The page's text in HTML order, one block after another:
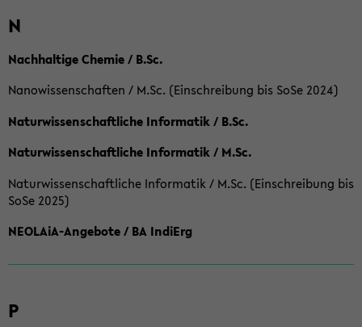
N
Nachhaltige Chemie / B.Sc.
Nanowissenschaften / M.Sc. (Einschreibung bis SoSe 2024)
Naturwissenschaftliche Informatik / B.Sc.
Naturwissenschaftliche Informatik / M.Sc.
Naturwissenschaftliche Informatik / M.Sc. (Einschreibung bis
SoSe 2025)
NEOLAiA-Angebote / BA IndiErg
P